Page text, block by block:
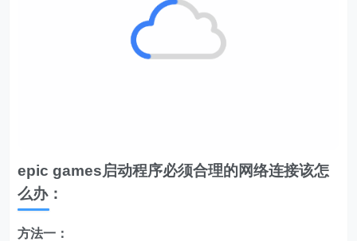
epic games启动程序必须合理的网络连接该怎
么办：
方法一：